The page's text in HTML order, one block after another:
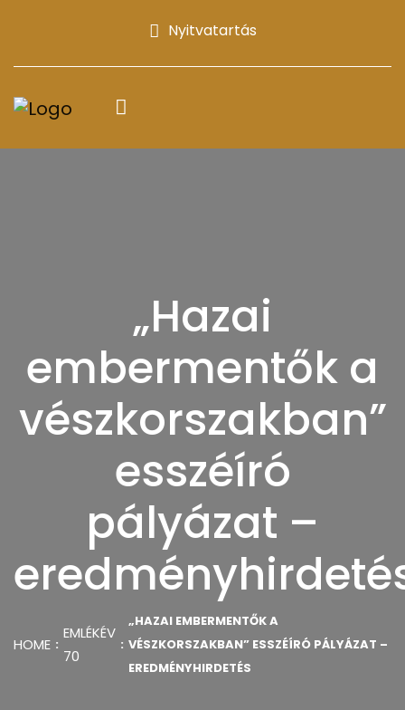
Nyitvatartás
„Hazai
embermentők a
vészkorszakban”
esszéíró
pályázat –
HOME
EMLÉKÉV
70
„HAZAI EMBERMENTŐK A
VÉSZKORSZAKBAN” ESSZÉÍRÓ PÁLYÁZAT –
EREDMÉNYHIRDETÉS